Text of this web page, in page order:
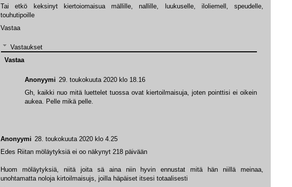
Anonyymi 28. toukokuuta 2020 klo 4.25
Edes Riitan möläytyksiä ei oo näkynyt 218 päivään
Huom möläytyksiä, niitä joita sä aina niin hyvin ennustat mitä hän niillä meinaa,
unohtamatta noloja kirtoilmaisujs, joilla häpäiset itsesi totaalisesti
Tai etkö keksinyt kiertoiomaisua mällille, nallille, luukuselle, iloliemell, speudelle,
touhutipoille
Vastaa
Vastaukset
Anonyymi 29. toukokuuta 2020 klo 18.16
Gh, kaikki nuo mitä luettelet tuossa ovat kiertoilmaisuja, joten pointtisi ei oikein
aukea. Pelle mikä pelle.
Vastaa